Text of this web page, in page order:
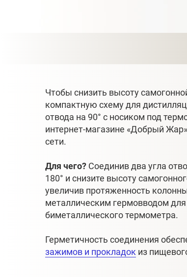
Чтобы снизить высоту
компактную схему для
отвода на 90° с носиком под
интернет-магазине «Добрый
сети.
Для чего? Соединив два угла
180° и снизите высоту
увеличив протяженность
металлическим гермовводом для
биметаллического термометра.
Герметичность соединения
зажимов и прокладок из